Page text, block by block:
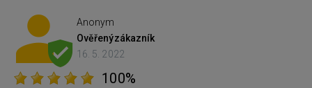
Anonym
Ověřenýzákazník
16. 5. 2022
100%